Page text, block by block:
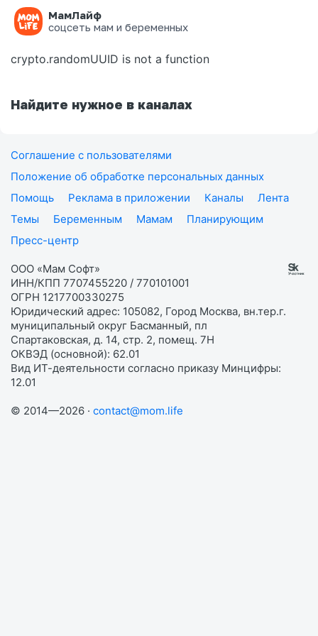
МамЛайф
соцсеть мам и беременных
Ошибка на странице
crypto.randomUUID is not a function
Найдите нужное в каналах
Соглашение с пользователями
Положение об обработке персональных данных
Помощь
Реклама в приложении Каналы
Лента
Темы
Беременным Мамам
Планирующим
Пресс-центр
ООО «Мам Софт»
ИНН/КПП 7707455220 / 770101001
ОГРН 1217700330275
Юридический адрес: 105082, Город Москва, вн.тер.г.
муниципальный округ Басманный, пл
Спартаковская, д. 14, стр. 2, помещ. 7Н
ОКВЭД (основной): 62.01
Вид ИТ-деятельности согласно приказу Минцифры:
12.01
© 2014—2026 · contact@mom.life